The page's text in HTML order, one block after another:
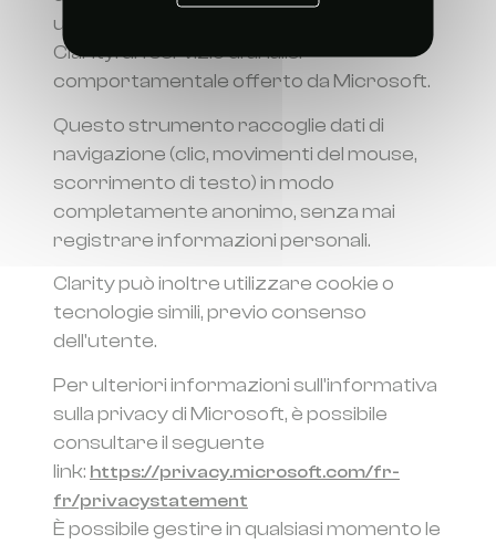
utilizziamo lo strumento Microsoft
Clarity: un servizio di analisi
comportamentale offerto da Microsoft.
Questo strumento raccoglie dati di
navigazione (clic, movimenti del mouse,
scorrimento di testo) in modo
completamente anonimo, senza mai
registrare informazioni personali.
Clarity può inoltre utilizzare cookie o
tecnologie simili, previo consenso
dell'utente.
Per ulteriori informazioni sull'informativa
sulla privacy di Microsoft, è possibile
consultare il seguente
link: https://privacy.microsoft.com/fr-
fr/privacystatement
È possibile gestire in qualsiasi momento le